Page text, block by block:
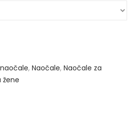
, Naočale, Naočale za
žene